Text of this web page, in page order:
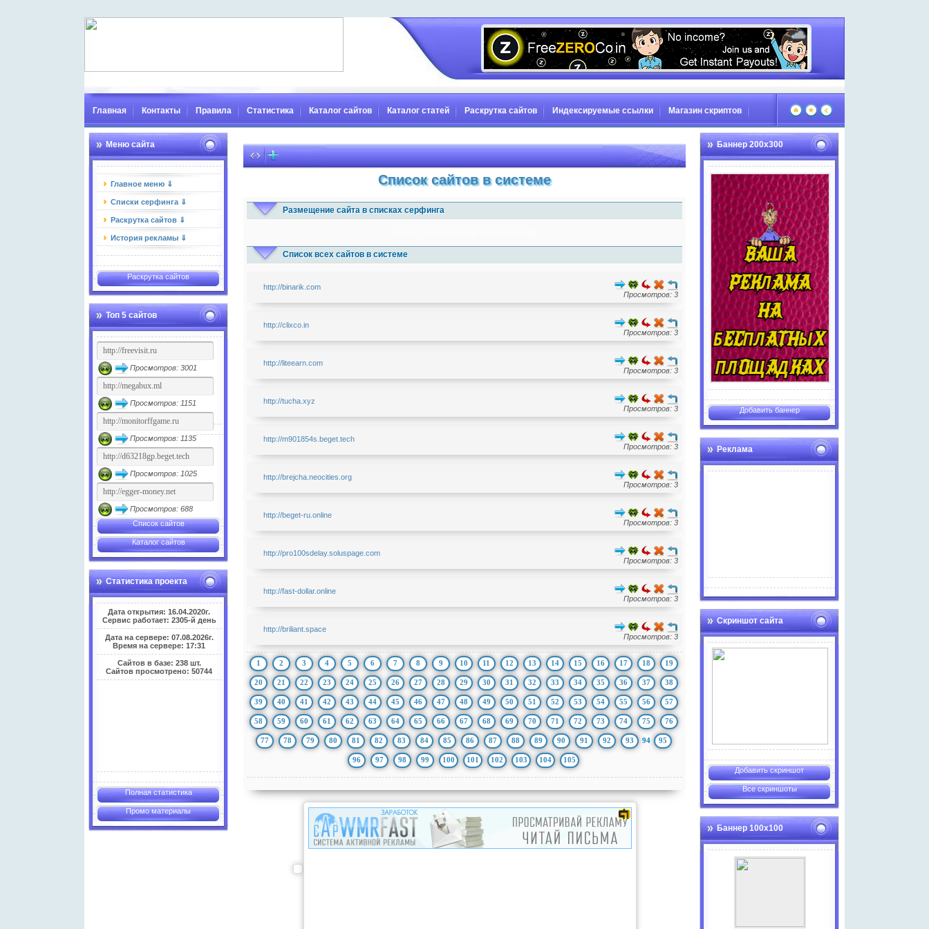
Главная Контакты Правила Статистика Каталог сайтов Каталог статей Раскрутка сайтов Индексируемые ссылки Магазин скриптов
Меню сайта
Главное меню ⇓
Списки серфинга ⇓
Раскрутка сайтов ⇓
История рекламы ⇓
Раскрутка сайтов
Топ 5 сайтов
Просмотров: 3001
Просмотров: 1151
Просмотров: 1135
Просмотров: 1025
Просмотров: 688
Список сайтов
Каталог сайтов
Статистика проекта
Дата открытия: 16.04.2020г.
Сервис работает: 2305-й день
Дата на сервере: 07.08.2026г.
Время на сервере: 17:31
Сайтов в базе: 238 шт.
Сайтов просмотрено: 50744
Полная статистика
Промо материалы
Баннер 200х300
Добавить баннер
Реклама
Скриншот сайта
Добавить скриншот
Все скриншоты
Баннер 100х100
Список сайтов в системе
Размещение сайта в списках серфинга
Список всех сайтов в системе
http://binarik.com
Просмотров: 3
http://clixco.in
Просмотров: 3
http://liteearn.com
Просмотров: 3
http://tucha.xyz
Просмотров: 3
http://m901854s.beget.tech
Просмотров: 3
http://brejcha.neocities.org
Просмотров: 3
http://beget-ru.online
Просмотров: 3
http://pro100sdelay.soluspage.com
Просмотров: 3
http://fast-dollar.online
Просмотров: 3
http://briliant.space
Просмотров: 3
1 2 3 4 5 6 7 8 9 10 11 12 13 14 15 16 17 18 19
20 21 22 23 24 25 26 27 28 29 30 31 32 33 34 35 36 37 38
39 40 41 42 43 44 45 46 47 48 49 50 51 52 53 54 55 56 57
58 59 60 61 62 63 64 65 66 67 68 69 70 71 72 73 74 75 76
77 78 79 80 81 82 83 84 85 86 87 88 89 90 91 92 93 94 95
96 97 98 99 100 101 102 103 104 105